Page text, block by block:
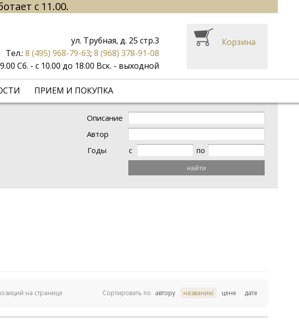
с 11.00.
ПРИЕМ И ПОКУПКА
ул. Трубная, д. 25 стр.3
Тел.: 8 (495) 968-79-63; 8 (968) 378-91-08
Сб. - с 10.00 до 18.00 Вск. - выходной
Корзина
Описание
Автор
Годы
с по
найти
на странице Сортировать по автору названию цене дате